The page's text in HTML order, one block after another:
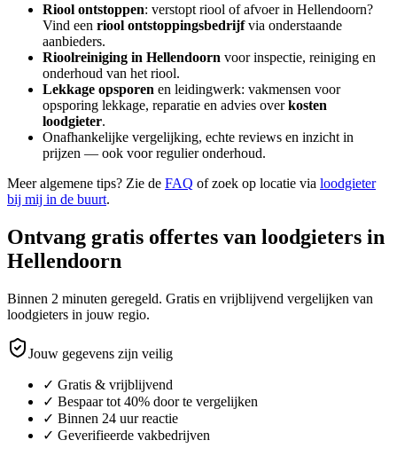
Riool ontstoppen: verstopt riool of afvoer in Hellendoorn?
Vind een riool ontstoppingsbedrijfvia onderstaande
aanbieders.
Rioolreiniging in Hellendoorn voor inspectie, reiniging en
onderhoud van het riool.
Lekkage opsporen en leidingwerk: vakmensen voor
opsporing lekkage, reparatie en advies overkosten
loodgieter.
Onafhankelijke vergelijking, echte reviews en inzicht in
prijzen — ook voor regulier onderhoud.
Meer algemene tips? Zie de FAQ of zoek op locatie via loodgieter
bij mij in de buurt.
Ontvang gratis offertes van loodgieters in
Hellendoorn
Binnen 2 minuten geregeld. Gratis en vrijblijvend vergelijken van
loodgieters in jouw regio.
Jouw gegevens zijn veilig
✓ Gratis & vrijblijvend
✓ Bespaar tot 40% door te vergelijken
✓ Binnen 24 uur reactie
✓ Geverifieerde vakbedrijven